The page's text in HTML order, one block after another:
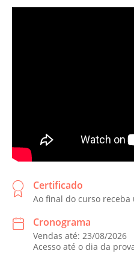
Certificado
Ao final do curso
Cronograma
Vendas até: 23/08/2026
Acesso até o dia da